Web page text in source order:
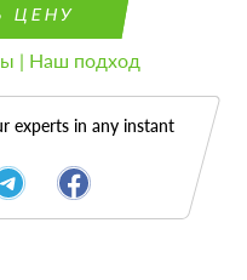
ЦЕНУ
| Наш подход
experts in any instant